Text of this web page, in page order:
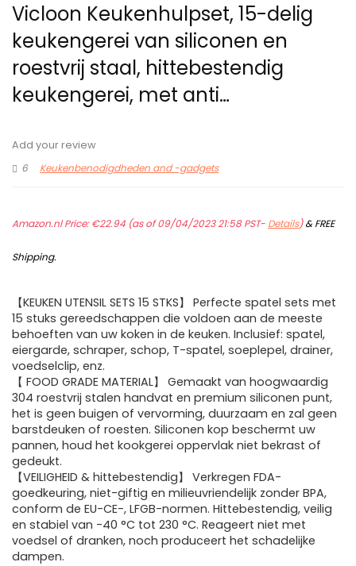
Vicloon Keukenhulpset, 15-delig
keukengerei van siliconen en
roestvrij staal, hittebestendig
keukengerei, met anti…
Add your review
6
Keukenbenodigdheden and -gadgets
Amazon.nl Price:€22.94 (as of 09/04/2023 21:58 PST- Details)&FREE
Shipping.
【KEUKEN UTENSIL SETS 15 STKS】 Perfecte spatel sets met
15 stuks gereedschappen die voldoen aan de meeste
behoeften van uw koken in de keuken. Inclusief: spatel,
eiergarde, schraper, schop, T-spatel, soeplepel, drainer,
voedselclip, enz.
【 FOOD GRADE MATERIAL】 Gemaakt van hoogwaardig
304 roestvrij stalen handvat en premium siliconen punt,
het is geen buigen of vervorming, duurzaam en zal geen
barstdeuken of roesten. Siliconen kop beschermt uw
pannen, houd het kookgerei oppervlak niet bekrast of
gedeukt.
【VEILIGHEID & hittebestendig】 Verkregen FDA-
goedkeuring, niet-giftig en milieuvriendelijk zonder BPA,
conform de EU-CE-, LFGB-normen. Hittebestendig, veilig
en stabiel van -40 °C tot 230 °C. Reageert niet met
voedsel of dranken, noch produceert het schadelijke
dampen.